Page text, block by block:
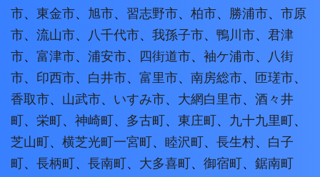
市、 東金市、 旭市、 習志野市、 柏市、 勝浦市、 市原
市、 流山市、 八千代市、 我孫子市、 鴨川市、 君津
市、 富津市、 浦安市、 四街道市、 袖ケ浦市、
八街
市、 印西市、 白井市、 富里市、 南房総市、 匝瑳市、
香取市、 山武市、 いすみ市、 大網白里市、 酒々井
町、 栄町、 神崎町、 多古町、 東庄町、 九十九里町、
芝山町、 横芝光町一宮町、 睦沢町、 長生村、 白子
町、 長柄町、 長南町、 大多喜町、 御宿町、 鋸南町